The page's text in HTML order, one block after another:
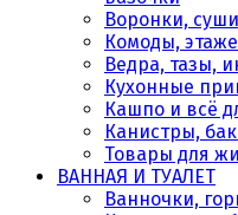
Воронки,
Комоды,
Ведра, тазы,
Кухонные
Кашпо и всё
Канистры,
Товары для
ВАННАЯ И ТУАЛЕТ
Ванночки,